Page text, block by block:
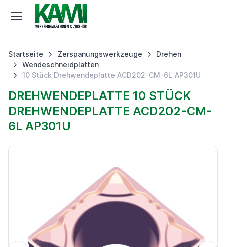
Startseite Zerspanungswerkzeuge
Drehen
Wendeschneidplatten
10 Stück Drehwendeplatte ACD202-CM-6L AP301U
DREHWENDEPLATTE 10 STÜCK
DREHWENDEPLATTE ACD202-CM-
6L AP301U